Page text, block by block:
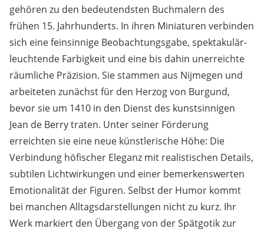
gehören zu den bedeutendsten Buchmalern des
frühen 15. Jahrhunderts. In ihren Miniaturen verbinden
sich eine feinsinnige Beobachtungsgabe, spektakulär-
leuchtende Farbigkeit und eine bis dahin unerreichte
räumliche Präzision. Sie stammen aus Nijmegen und
arbeiteten zunächst für den Herzog von Burgund,
bevor sie um 1410 in den Dienst des kunstsinnigen
Jean de Berry traten. Unter seiner Förderung
erreichten sie eine neue künstlerische Höhe: Die
Verbindung höfischer Eleganz mit realistischen Details,
subtilen Lichtwirkungen und einer bemerkenswerten
Emotionalität der Figuren. Selbst der Humor kommt
bei manchen Alltagsdarstellungen nicht zu kurz. Ihr
Werk markiert den Übergang von der Spätgotik zur